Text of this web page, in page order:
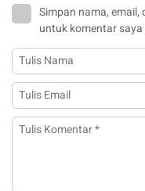
Simpan nama,
untuk komentar